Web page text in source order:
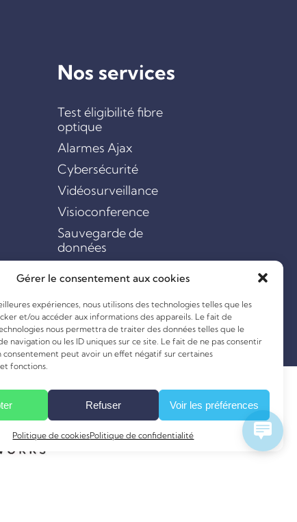
Gérer le consentement aux cookies
expériences, nous utilisons des technologies telles que les
et/ou accéder aux informations des appareils. Le fait de
nous permettra de traiter des données telles que le
navigation ou les ID uniques sur ce site. Le fait de ne pas consentir
consentement peut avoir un effet négatif sur certaines
fonctions.
Refuser Voir les préférences
Politique de cookiesPolitique de confidentialité
Nos services
Test éligibilité fibre
optique
Alarmes Ajax
Cybersécurité
Vidéosurveillance
Visioconference
Sauvegarde de
données
fourreaux